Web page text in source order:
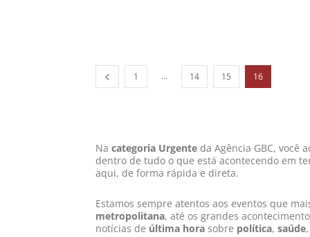
1 ... 14 15 16
Na categoria Urgente da Agência GBC, você
dentro de tudo o que está acontecendo em
aqui, de forma rápida e direta.
Estamos sempre atentos aos eventos que
metropolitana, até os grandes
notícias de última hora sobre política, saúde,